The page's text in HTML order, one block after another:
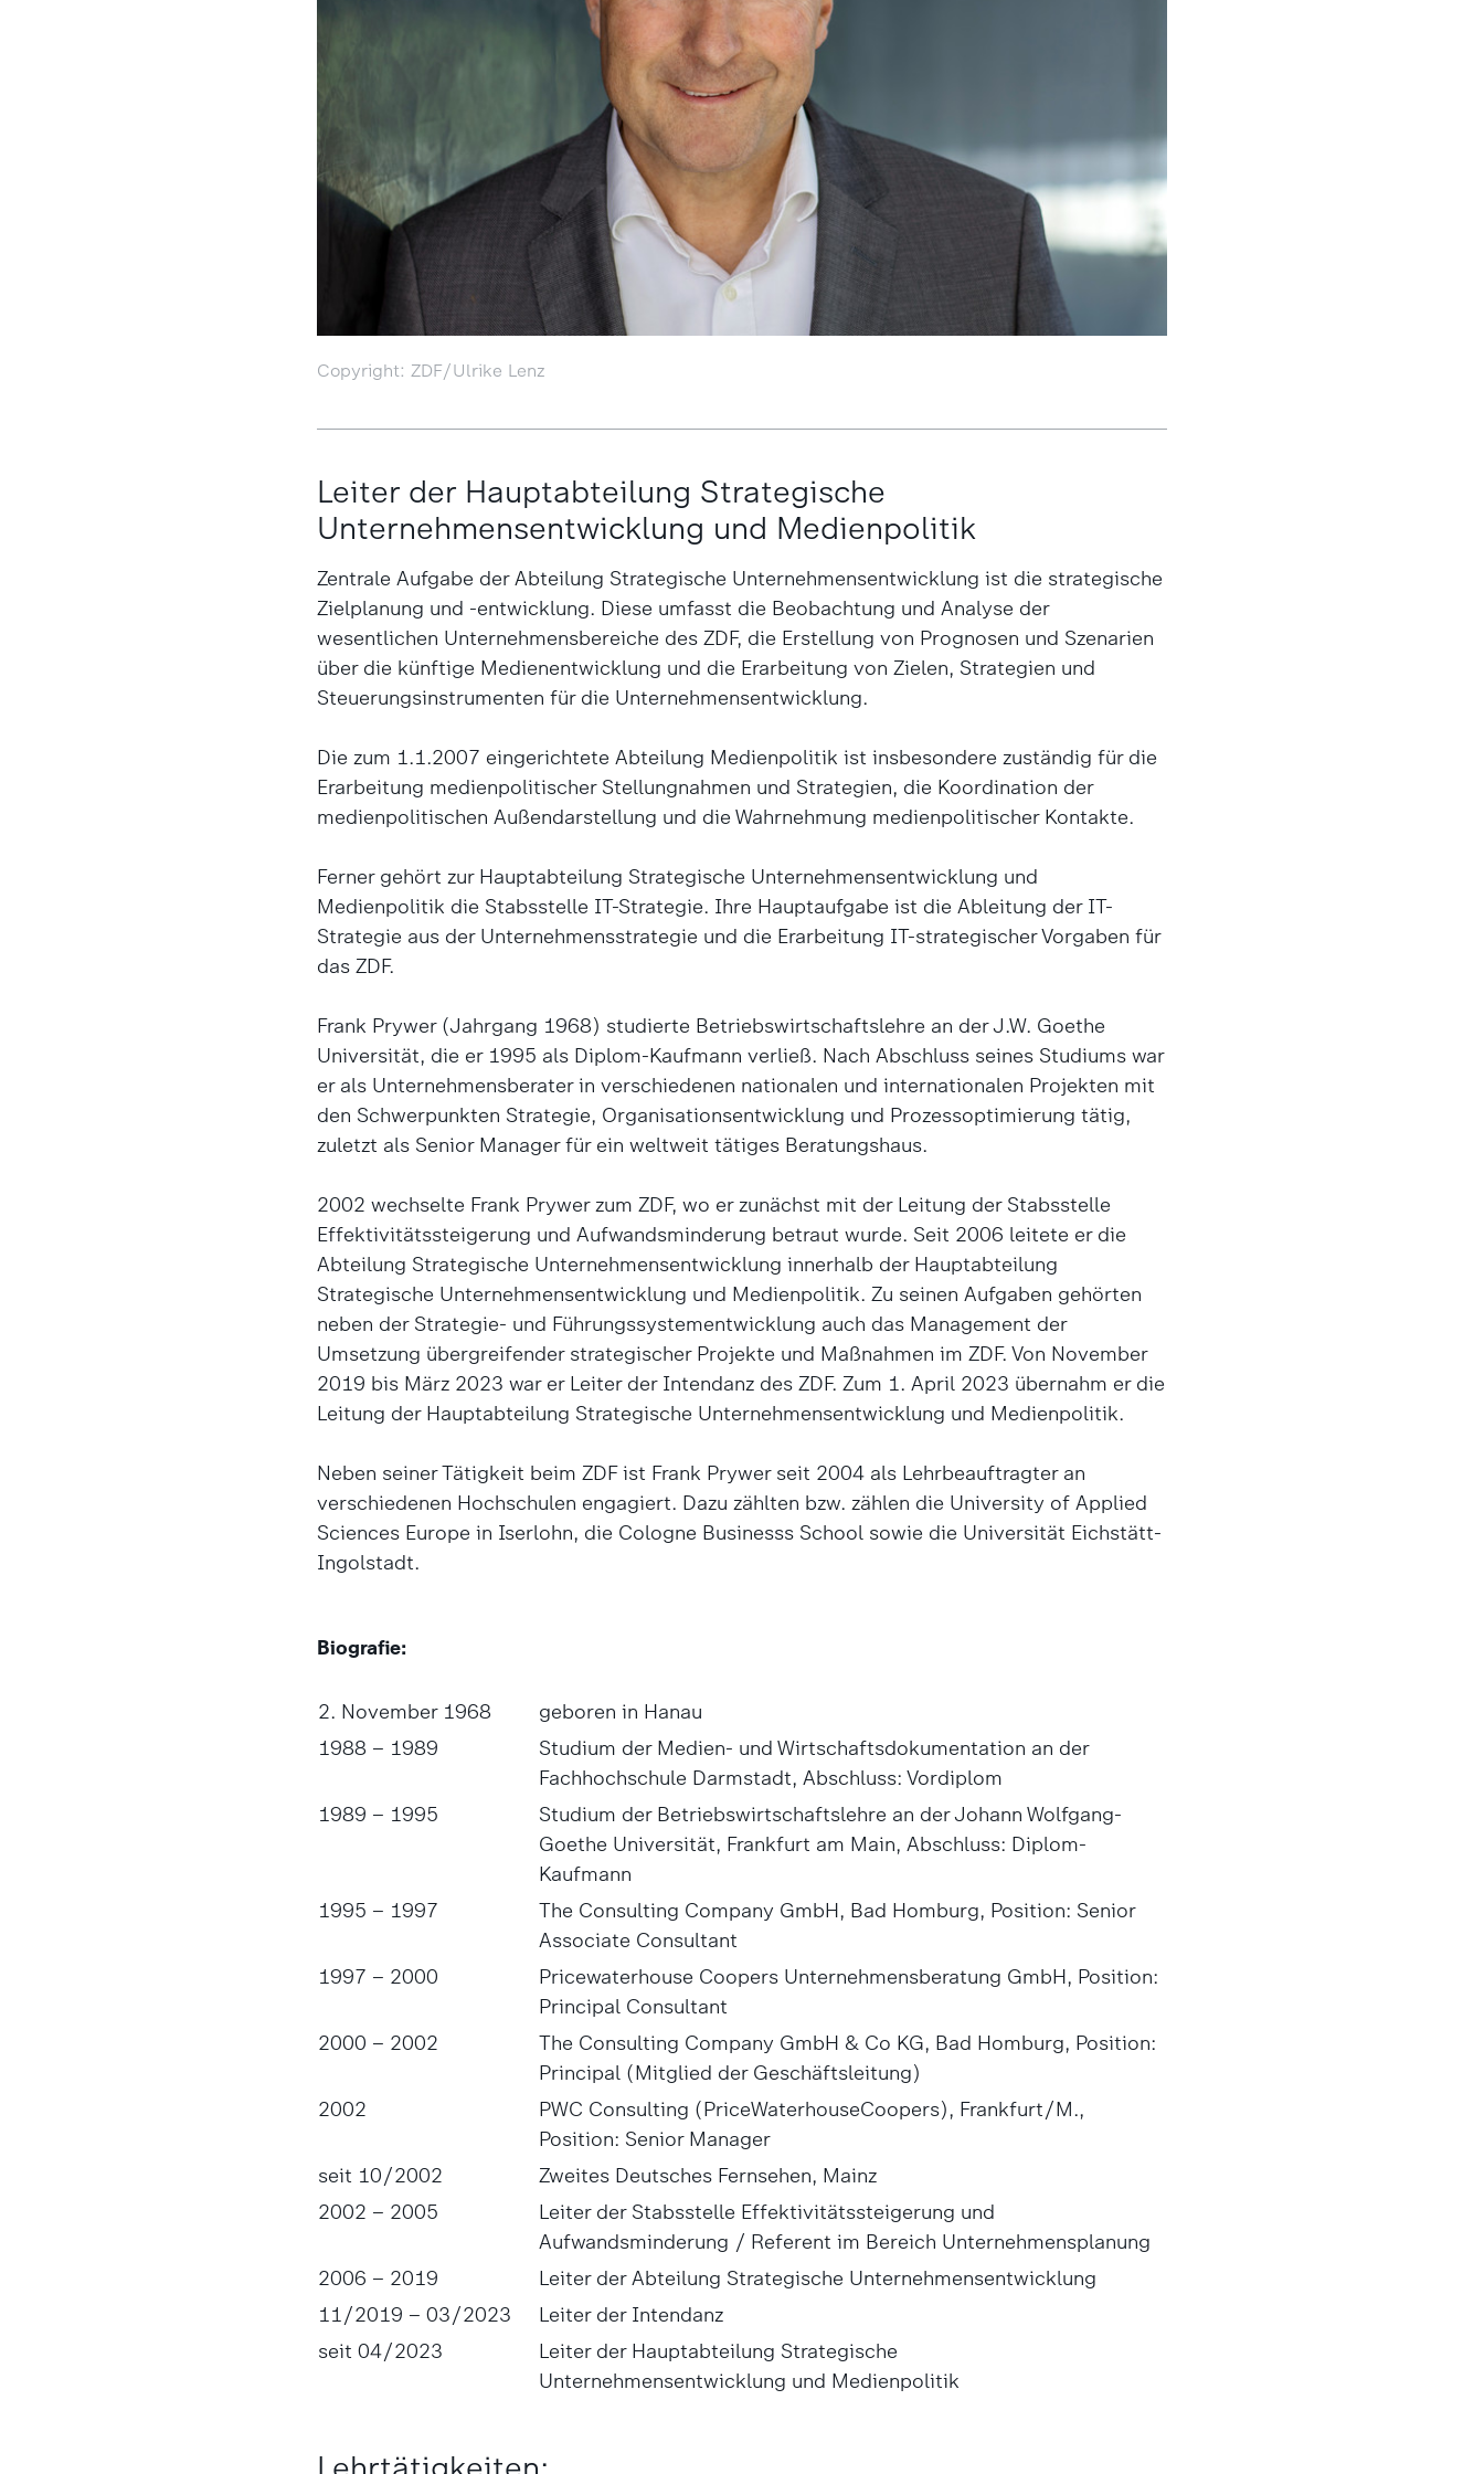
Copyright: ZDF/Ulrike Lenz
Leiter der Hauptabteilung Strategische
Unternehmensentwicklung und Medienpolitik
Zentrale Aufgabe der Abteilung Strategische Unternehmensentwicklung ist die strategische
Zielplanung und -entwicklung. Diese umfasst die Beobachtung und Analyse der
wesentlichen Unternehmensbereiche des ZDF, die Erstellung von Prognosen und Szenarien
über die künftige Medienentwicklung und die Erarbeitung von Zielen, Strategien und
Steuerungsinstrumenten für die Unternehmensentwicklung.
Die zum 1.1.2007 eingerichtete Abteilung Medienpolitik ist insbesondere zuständig für die
Erarbeitung medienpolitischer Stellungnahmen und Strategien, die Koordination der
medienpolitischen Außendarstellung und die Wahrnehmung medienpolitischer Kontakte.
Ferner gehört zur Hauptabteilung Strategische Unternehmensentwicklung und
Medienpolitik die Stabsstelle IT-Strategie. Ihre Hauptaufgabe ist die Ableitung der IT-
Strategie aus der Unternehmensstrategie und die Erarbeitung IT-strategischer Vorgaben für
das ZDF.
Frank Prywer (Jahrgang 1968) studierte Betriebswirtschaftslehre an der J.W. Goethe
Universität, die er 1995 als Diplom-Kaufmann verließ. Nach Abschluss seines Studiums war
er als Unternehmensberater in verschiedenen nationalen und internationalen Projekten mit
den Schwerpunkten Strategie, Organisationsentwicklung und Prozessoptimierung tätig,
zuletzt als Senior Manager für ein weltweit tätiges Beratungshaus.
2002 wechselte Frank Prywer zum ZDF, wo er zunächst mit der Leitung der Stabsstelle
Effektivitätssteigerung und Aufwandsminderung betraut wurde. Seit 2006 leitete er die
Abteilung Strategische Unternehmensentwicklung innerhalb der Hauptabteilung
Strategische Unternehmensentwicklung und Medienpolitik. Zu seinen Aufgaben gehörten
neben der Strategie- und Führungssystementwicklung auch das Management der
Umsetzung übergreifender strategischer Projekte und Maßnahmen im ZDF. Von November
2019 bis März 2023 war er Leiter der Intendanz des ZDF. Zum 1. April 2023 übernahm er die
Leitung der Hauptabteilung Strategische Unternehmensentwicklung und Medienpolitik.
Neben seiner Tätigkeit beim ZDF ist Frank Prywer seit 2004 als Lehrbeauftragter an
verschiedenen Hochschulen engagiert. Dazu zählten bzw. zählen die University of Applied
Sciences Europe in Iserlohn, die Cologne Businesss School sowie die Universität Eichstätt-
Ingolstadt.
Biografie:
2. November 1968
geboren in Hanau
1988 – 1989
Studium der Medien- und Wirtschaftsdokumentation an der
Fachhochschule Darmstadt, Abschluss: Vordiplom
1989 – 1995
Studium der Betriebswirtschaftslehre an der Johann Wolfgang-
Goethe Universität, Frankfurt am Main, Abschluss: Diplom-
Kaufmann
1995 – 1997
The Consulting Company GmbH, Bad Homburg, Position: Senior
Associate Consultant
1997 – 2000
Pricewaterhouse Coopers Unternehmensberatung GmbH, Position:
Principal Consultant
2000 – 2002
The Consulting Company GmbH & Co KG, Bad Homburg, Position:
Principal (Mitglied der Geschäftsleitung)
2002
PWC Consulting (PriceWaterhouseCoopers), Frankfurt/M.,
Position: Senior Manager
seit 10/2002
Zweites Deutsches Fernsehen, Mainz
2002 – 2005
Leiter der Stabsstelle Effektivitätssteigerung und
Aufwandsminderung / Referent im Bereich Unternehmensplanung
2006 – 2019
Leiter der Abteilung Strategische Unternehmensentwicklung
11/2019 – 03/2023
Leiter der Intendanz
seit 04/2023
Leiter der Hauptabteilung Strategische
Unternehmensentwicklung und Medienpolitik